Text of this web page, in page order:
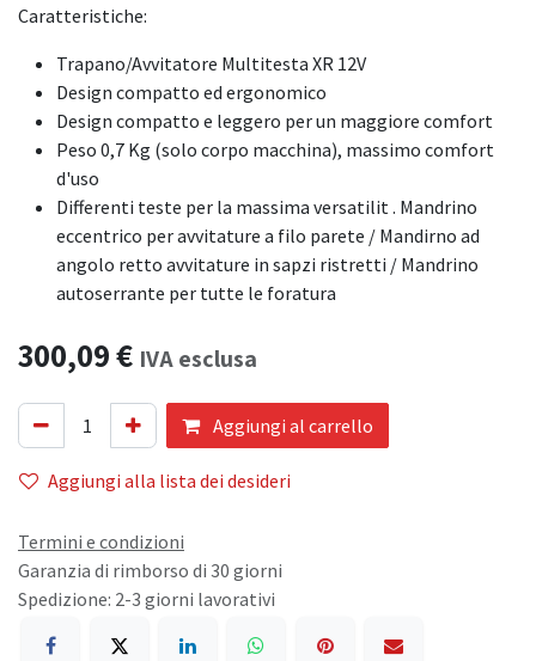
Caratteristiche:
Trapano/Avvitatore Multitesta XR 12V
Design compatto ed ergonomico
Design compatto e leggero per un maggiore comfort
Peso 0,7 Kg (solo corpo macchina), massimo comfort
d'uso
Differenti teste per la massima versatilit . Mandrino
eccentrico per avvitature a filo parete / Mandirno ad
angolo retto avvitature in sapzi ristretti / Mandrino
autoserrante per tutte le foratura
300,09€ IVA esclusa
Aggiungi al carrello
Aggiungi alla lista dei desideri
Termini e condizioni
Garanzia di rimborso di 30 giorni
Spedizione: 2-3 giorni lavorativi